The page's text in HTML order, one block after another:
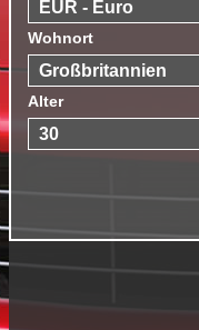
Wohnort
Alter